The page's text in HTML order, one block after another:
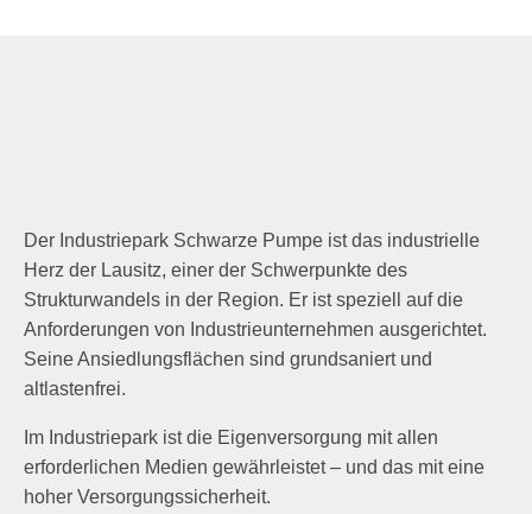
Der Industriepark Schwarze Pumpe ist das industrielle
Herz der Lausitz, einer der Schwerpunkte des
Strukturwandels in der Region. Er ist speziell auf die
Anforderungen von Industrieunternehmen ausgerichtet.
Seine Ansiedlungsflächen sind grundsaniert und
altlastenfrei.
Im Industriepark ist die Eigenversorgung mit allen
erforderlichen Medien gewährleistet – und das mit eine
hoher Versorgungssicherheit.